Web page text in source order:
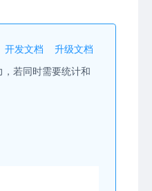
开发文档
升级文档
若同时需要统计和